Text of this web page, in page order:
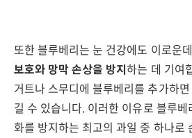
또한 블루베리는 눈 건강에도 이로운
보호와 망막 손상을 방지하는 데 기여
거트나 스무디에 블루베리를 추가하
길 수 있습니다. 이러한 이유로 블루
화를 방지하는 최고의 과일 중 하나로